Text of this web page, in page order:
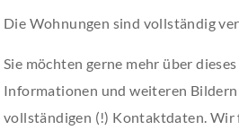
Die Wohnungen sind vollständig
Sie möchten gerne mehr über
Informationen und weiteren Bildern
vollständigen (!) Kontaktdaten. Wir